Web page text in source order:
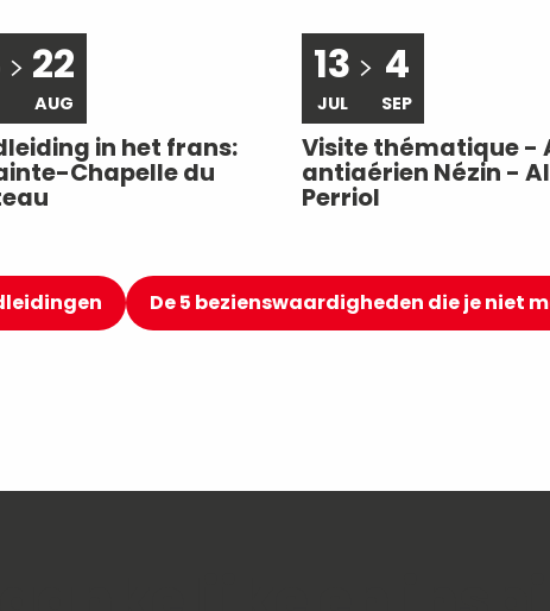
22
AUG
in het frans:
Chapelle du
13
JUL
4
SEP
Visite thématique -
antiaérien Nézin -
Perriol
De 5 bezienswaardigheden die je niet